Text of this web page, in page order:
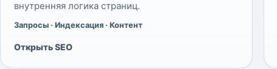
внутренняя логика страниц.
Запросы · Индексация · Контент
Открыть SEO